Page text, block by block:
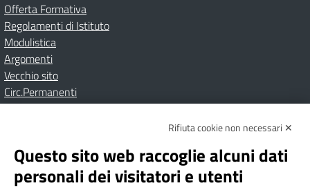
Offerta Formativa
Regolamenti di Istituto
Modulistica
Argomenti
Vecchio sito
Circ.Permanenti
Albo onlinePrivacy Policy
Dichiarazione di accessibilità
Note Legali
Rifiuta cookie non necessari ✕
Questo sito web raccoglie alcuni dati
personali dei visitatori e utenti